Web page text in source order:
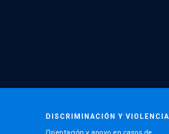
DISCRIMINACIÓN Y VIOLENCIA